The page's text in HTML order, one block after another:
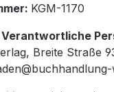
KGM-1170
Breite Straße